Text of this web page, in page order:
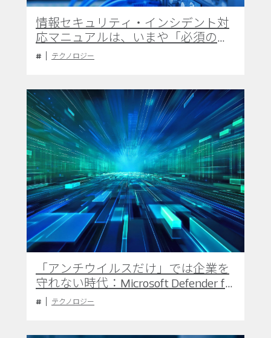
情報セキュリティ・インシデント対
応マニュアルは、いまや「必須の経
営文書」
テクノロジー
「アンチウイルスだけ」では企業を
守れない時代：Microsoft Defender for
Endpointが選ばれる理由と導入戦略
テクノロジー